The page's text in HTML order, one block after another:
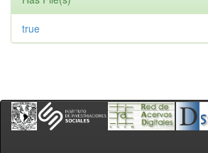
true